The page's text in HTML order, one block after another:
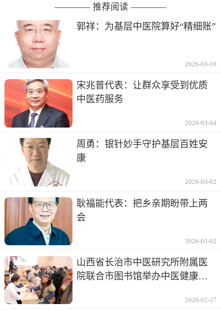
———— 推荐阅读 ————
郭祥：为基层中医院算好“精细账”
2026-03-18
宋兆普代表：让群众享受到优质
中医药服务
2026-03-04
周勇：银针妙手守护基层百姓安
康
2026-03-02
耿福能代表：把乡亲期盼带上两
会
2026-03-02
山西省长治市中医研究所附属医
院联合市图书馆举办中医健康讲
2026-02-27